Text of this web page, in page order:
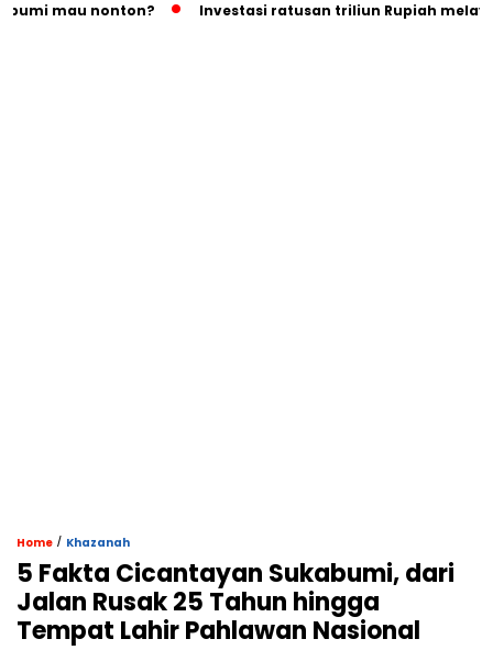
nonton? Investasi ratusan triliun Rupiah melayang,
Home / Khazanah
5 Fakta Cicantayan Sukabumi, dari
Jalan Rusak 25 Tahun hingga
Tempat Lahir Pahlawan Nasional